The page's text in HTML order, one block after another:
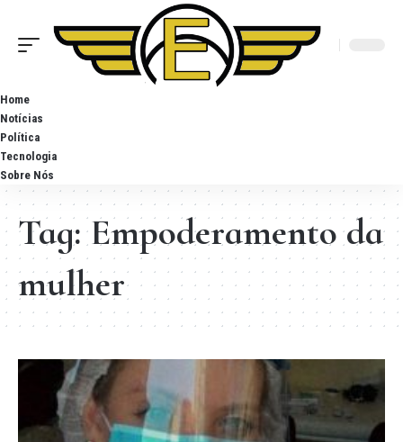
Home
Notícias
Política
Tecnologia
Sobre Nós
Tag:Empoderamento da
mulher